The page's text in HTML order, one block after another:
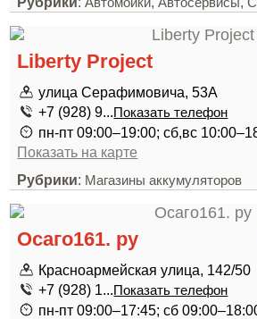
Liberty Project
улица Серафимовича, 53А
+7 (928) 9...Показать телефон
пн-пт 09:00–19:00; сб,вс
Показать на карте
Рубрики: Магазины аккумуляторов
Осаго161. ру
Красноармейская улица, 142/50
+7 (928) 1...Показать телефон
пн-пт 09:00–17:45; сб